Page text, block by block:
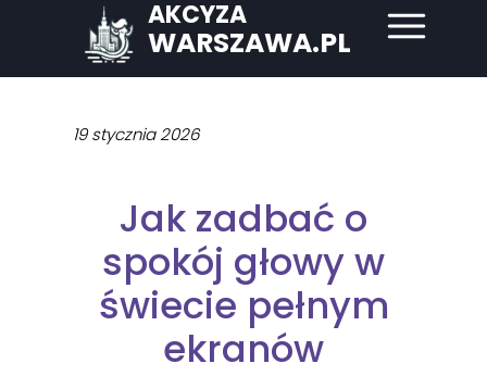
AKCYZA
WARSZAWA.PL
19 stycznia 2026
Jak zadbać o
spokój głowy w
świecie pełnym
ekranów